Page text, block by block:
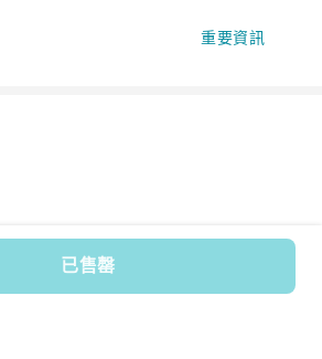
已售罄
重要資訊
No.: 583404